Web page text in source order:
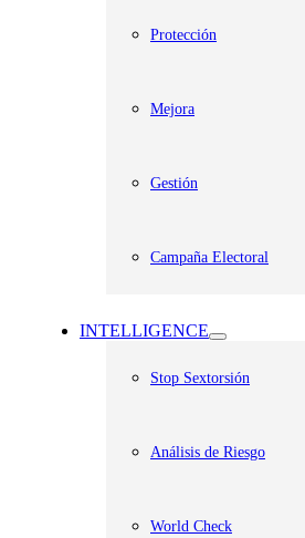
Protección
Mejora
Gestión
Campaña Electoral
INTELLIGENCE
Stop Sextorsión
Análisis de Riesgo
World Check